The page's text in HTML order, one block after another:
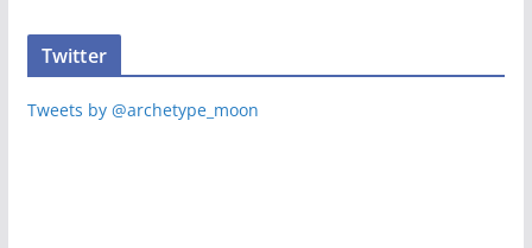
Twitter
Tweets by @archetype_moon